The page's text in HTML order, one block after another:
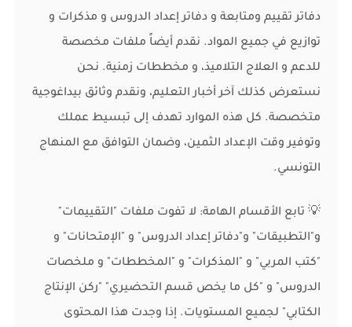
دفاتر تقييم ومتابعة و دفاتر إعداد الدروس و مذكرات و
توازيع في جميع المواد. نقدم أيضاً ملفات مخصصة
للدعم و العلاج التلاميذ، و مخططات زمنية. نحن
نستعرض كذلك آخر أخبار التعليم، ونقدم وثائق بيداغوجية
متخصصة. كل هذه الموارد تهدف إلى تبسيط عملك
وتوفير وقت الإعداد الثمين، وضمان التوافق مع المنهاج
التونسي.
💡 تابع الأقسام الهامة: لا تفوت ملفات "التقييمات"
و"التطبيقات" و"دفاتر إعداد الدروس" و "الإمتحانات" و
"كتب المربي" و "المذكرات" و "المخططات" و ملخصات
الدروس" و "كل ما يخص قسم التحضيري" "ركن الإنتاج
الكتابي" لجميع المستويات. إذا وجدت هذا المحتوى